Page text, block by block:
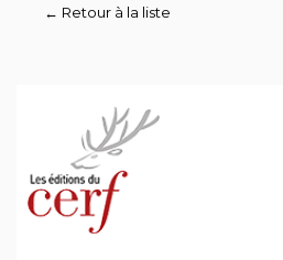
← Retour à la liste